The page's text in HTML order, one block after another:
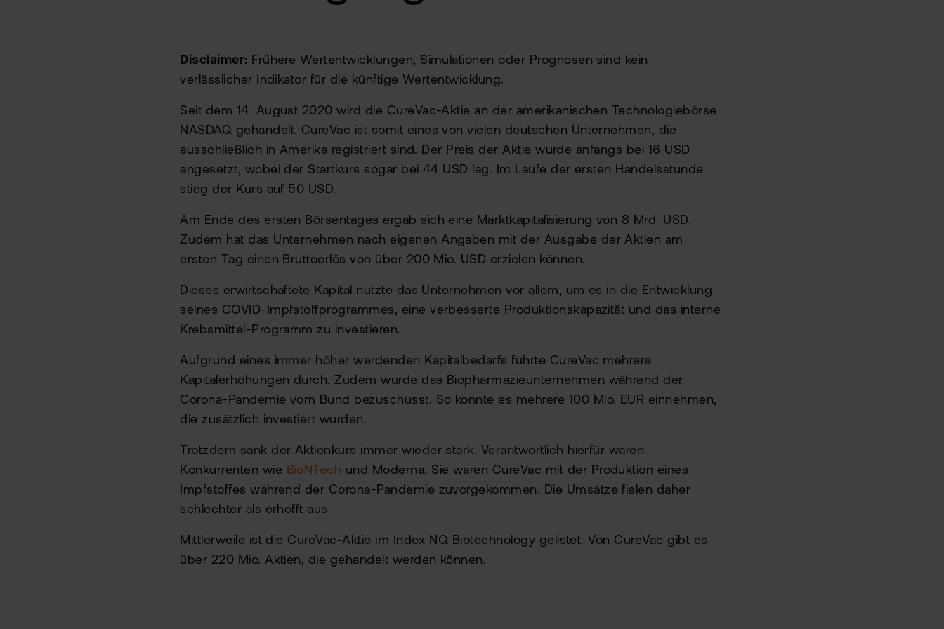
Disclaimer: Frühere Wertentwicklungen, Simulationen oder Prognosen sind kein
verlässlicher Indikator für die künftige Wertentwicklung.
Seit dem 14. August 2020 wird die CureVac-Aktie an der amerikanischen Technologiebörse
NASDAQ gehandelt. CureVac ist somit eines von vielen deutschen Unternehmen, die
ausschließlich in Amerika registriert sind. Der Preis der Aktie wurde anfangs bei 16 USD
angesetzt, wobei der Startkurs sogar bei 44 USD lag. Im Laufe der ersten Handelsstunde
stieg der Kurs auf 50 USD.
Am Ende des ersten Börsentages ergab sich eine Marktkapitalisierung von 8 Mrd. USD.
Zudem hat das Unternehmen nach eigenen Angaben mit der Ausgabe der Aktien am
ersten Tag einen Bruttoerlös von über 200 Mio. USD erzielen können.
Dieses erwirtschaftete Kapital nutzte das Unternehmen vor allem, um es in die Entwicklung
seines COVID-Impfstoffprogrammes, eine verbesserte Produktionskapazität und das interne
Krebsmittel-Programm zu investieren.
Aufgrund eines immer höher werdenden Kapitalbedarfs führte CureVac mehrere
Kapitalerhöhungen durch. Zudem wurde das Biopharmazieunternehmen während der
Corona-Pandemie vom Bund bezuschusst. So konnte es mehrere 100 Mio. EUR einnehmen,
die zusätzlich investiert wurden.
Trotzdem sank der Aktienkurs immer wieder stark. Verantwortlich hierfür waren
Konkurrenten wie BioNTech und Moderna. Sie waren CureVac mit der Produktion eines
Impfstoffes während der Corona-Pandemie zuvorgekommen. Die Umsätze fielen daher
schlechter als erhofft aus.
Mittlerweile ist die CureVac-Aktie im Index NQ Biotechnology gelistet. Von CureVac gibt es
über 220 Mio. Aktien, die gehandelt werden können.